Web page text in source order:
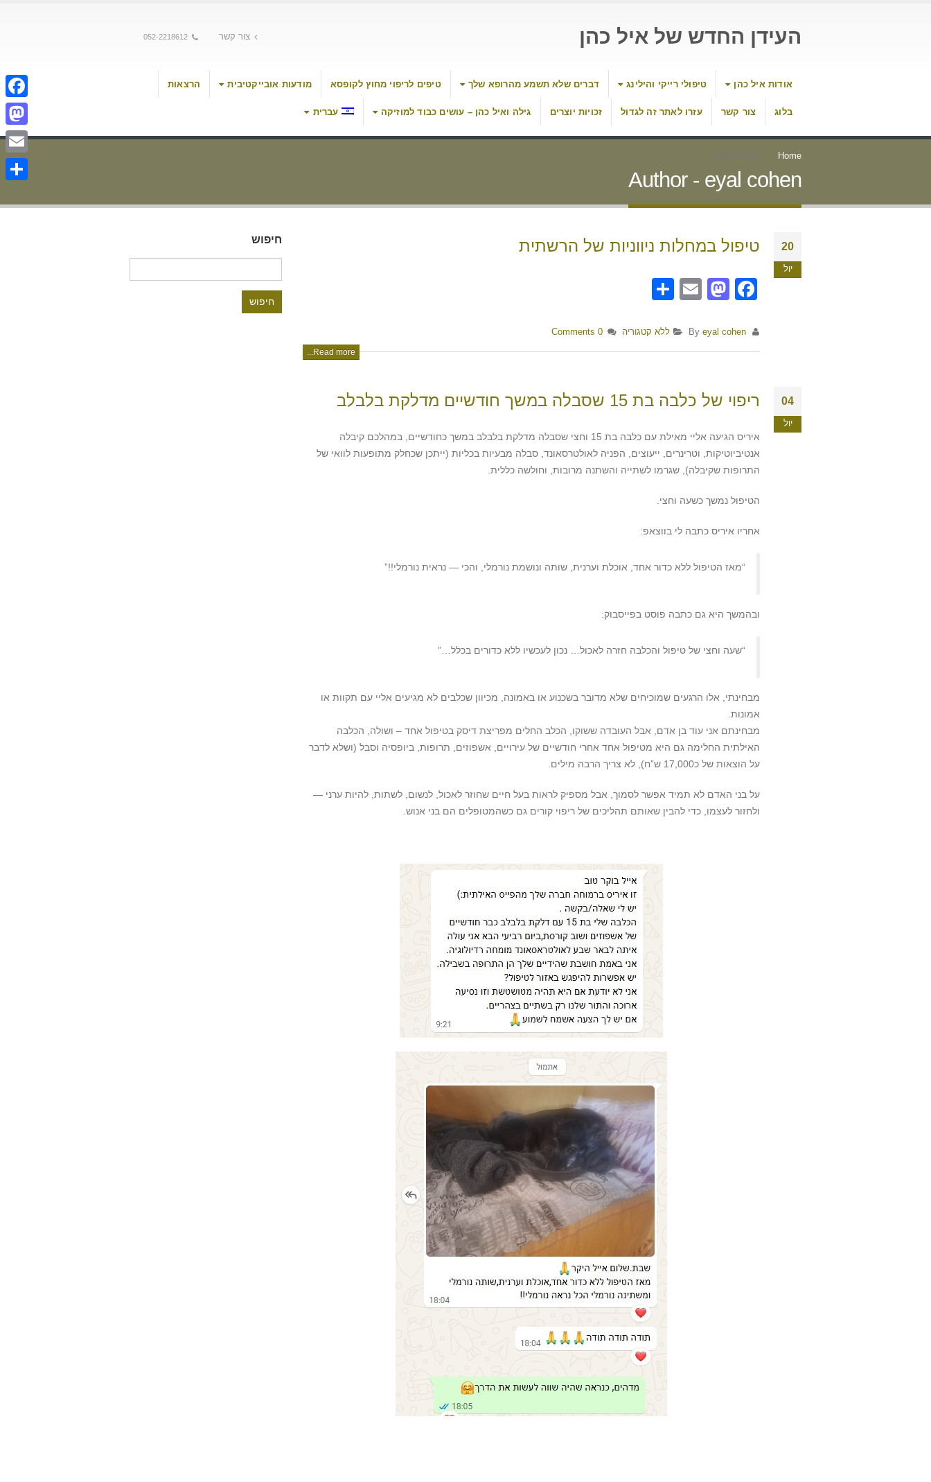
העידן החדש של איל כהן צור קשר 052-2218612
אודות איל כהן טיפולי רייקי והילינג דברים שלא תשמע מהרופא שלך טיפים לריפוי מחוץ לקופסא מודעות אובייקטיבית הרצאות
בלוג צור קשר עזרו לאתר זה לגדול זכויות יוצרים גילה ואיל כהן – עושים כבוד למוזיקה עברית
Home
eyal cohen
Author - eyal cohen
20
יול
טיפול במחלות ניווניות של הרשתית
Facebook
Mastodon
Email
eyal cohen ללא קטגוריה 0 Comments
Read more...
04
יול
ריפוי של כלבה בת 15 שסבלה במשך חודשיים מדלקת בלבלב
איריס הגיעה אליי מאילת עם כלבה בת 15 וחצי שסבלה מדלקת בלבלב במשך כחודשיים, במהלכם קיבלה
אנטיביוטיקות, וטרינרים, ייעוצים, הפניה לאולטרסאונד, סבלה מבעיות בכליות (ייתכן שכחלק מתופעות לוואי של
התרופות שקיבלה), שגרמו לשתייה והשתנה מרובות, וחולשה כללית.
הטיפול נמשך כשעה וחצי.
אחריו איריס כתבה לי בווצאפ:
“מאז הטיפול ללא כדור אחד, אוכלת וערנית, שותה ונושמת נורמלי, והכי — נראית נורמלי!!”
ובהמשך היא גם כתבה פוסט בפייסבוק:
“שעה וחצי של טיפול והכלבה חזרה לאכול… נכון לעכשיו ללא כדורים בכלל…”
מבחינתי, אלו הרגעים שמוכיחים שלא מדובר בשכנוע או באמונה, מכיוון שכלבים לא מגיעים אליי עם תקוות או
אמונות.
מבחינתם אני עוד בן אדם, אבל העובדה ששוקו, הכלב החלים מפריצת דיסק בטיפול אחד – ושולה, הכלבה
האילתית החלימה גם היא מטיפול אחד אחרי חודשיים של עירויים, אשפוזים, תרופות, ביופסיה וסבל (ושלא לדבר
על הוצאות של כ17,000 ש”ח), לא צריך הרבה מילים.
על בני האדם לא תמיד אפשר לסמוך, אבל מספיק לראות בעל חיים שחוזר לאכול, לנשום, לשתות, להיות ערני —
ולחזור לעצמו, כדי להבין שאותם תהליכים של ריפוי קורים גם כשהמטופלים הם בני אנוש.
חיפוש
Email